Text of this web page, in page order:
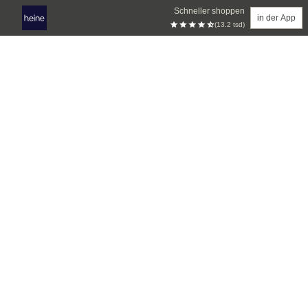
Schneller shoppen
(13.2 tsd)
in der App